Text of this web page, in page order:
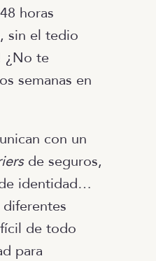
horas
sin el tedio
¿No te
semanas en
con un
de seguros,
identidad…
de todo
para